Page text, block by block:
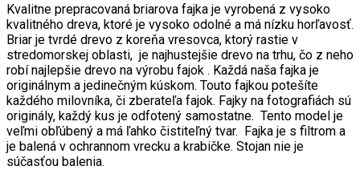
Kvalitne prepracovaná briarova fajka je vyrobená z vysoko
kvalitného dreva, ktoré je vysoko odolné a má nízku horľavosť.
Briar je tvrdé drevo z koreňa vresovca, ktorý rastie v
stredomorskej oblasti, je najhustejšie drevo na trhu, čo z neho
robí najlepšie drevo na výrobu fajok . Každá naša fajka je
originálnym a jedinečným kúskom. Touto fajkou potešíte
každého milovníka, či zberateľa fajok. Fajky na fotografiách sú
originály, každý kus je odfotený samostatne. Tento model je
veľmi obľúbený a má ľahko čistiteľný tvar. Fajka je s filtrom a
je balená v ochrannom vrecku a krabičke. Stojan nie je
súčasťou balenia.